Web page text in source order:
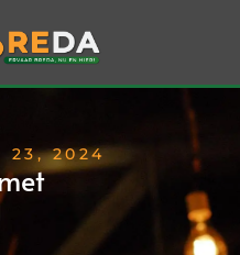
23, 2024